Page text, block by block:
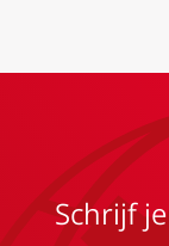
Schrijf